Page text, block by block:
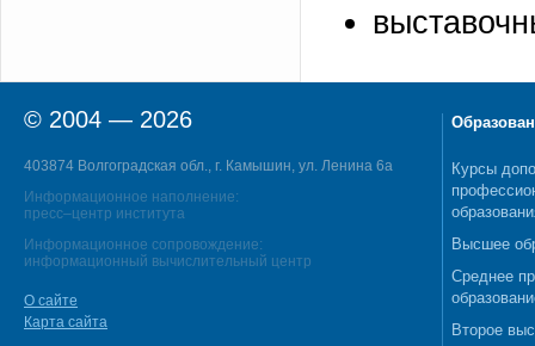
© 2004 — 2026
403874 Волгоградская обл., г. Камышин, ул. Ленина 6а
Информационное наполнение:
пресс–центр института
Информационное сопровождение:
информационный вычислительный центр
О сайте
Карта сайта
Курсы
Высшее
Среднее
Второе